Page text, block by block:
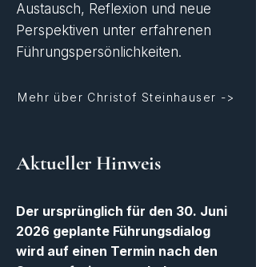
Austausch, Reflexion und neue
Perspektiven unter erfahrenen
Führungspersönlichkeiten.
Mehr über Christof Steinhauser ->
Aktueller Hinweis
Der ursprünglich für den 30. Juni
2026 geplante Führungsdialog
wird auf einen Termin nach den